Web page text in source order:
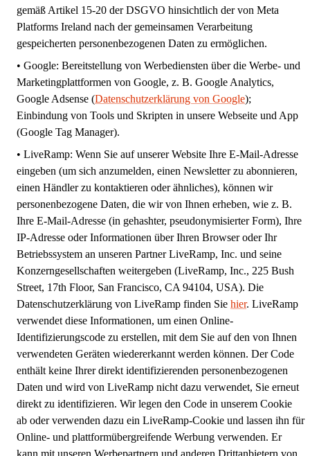
gemäß Artikel 15-20 der DSGVO hinsichtlich der von Meta
Platforms Ireland nach der gemeinsamen Verarbeitung
gespeicherten personenbezogenen Daten zu ermöglichen.
• Google: Bereitstellung von Werbediensten über die Werbe- und
Marketingplattformen von Google, z. B. Google Analytics,
Google Adsense (Datenschutzerklärung von Google);
Einbindung von Tools und Skripten in unsere Webseite und App
(Google Tag Manager).
• LiveRamp: Wenn Sie auf unserer Website Ihre E-Mail-Adresse
eingeben (um sich anzumelden, einen Newsletter zu abonnieren,
einen Händler zu kontaktieren oder ähnliches), können wir
personenbezogene Daten, die wir von Ihnen erheben, wie z. B.
Ihre E-Mail-Adresse (in gehashter, pseudonymisierter Form), Ihre
IP-Adresse oder Informationen über Ihren Browser oder Ihr
Betriebssystem an unseren Partner LiveRamp, Inc. und seine
Konzerngesellschaften weitergeben (LiveRamp, Inc., 225 Bush
Street, 17th Floor, San Francisco, CA 94104, USA). Die
Datenschutzerklärung von LiveRamp finden Sie hier. LiveRamp
verwendet diese Informationen, um einen Online-
Identifizierungscode zu erstellen, mit dem Sie auf den von Ihnen
verwendeten Geräten wiedererkannt werden können. Der Code
enthält keine Ihrer direkt identifizierenden personenbezogenen
Daten und wird von LiveRamp nicht dazu verwendet, Sie erneut
direkt zu identifizieren. Wir legen den Code in unserem Cookie
ab oder verwenden dazu ein LiveRamp-Cookie und lassen ihn für
Online- und plattformübergreifende Werbung verwenden. Er
kann mit unseren Werbepartnern und anderen Drittanbietern von